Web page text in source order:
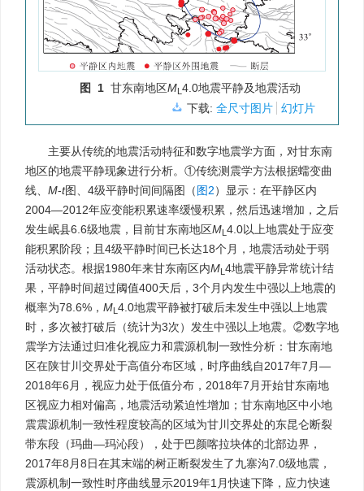
图 1 甘东南地区ML 4.0地震平静及地震活动
下载: 全尺寸图片 幻灯片
主要从传统的地震活动特征和数字地震学方面，对甘东南
地区的地震平静现象进行分析。①传统测震学方法根据蠕变曲
线、 M-t图、4级平静时间间隔图（图2）显示：在平静区内
2004—2012年应变能积累速率缓慢积累，然后迅速增加，之后
发生岷县6.6级地震，目前甘东南地区ML 4.0以上地震处于应变
能积累阶段；且4级平静时间已长达18个月，地震活动处于弱
活动状态。根据1980年来甘东南区内ML 4地震平静异常统计结
果，平静时间超过阈值400天后，3个月内发生中强以上地震的
概率为78.6%， ML 4.0地震平静被打破后未发生中强以上地震
时，多次被打破后（统计为3次）发生中强以上地震。②数字地
震学方法通过归准化视应力和震源机制一致性分析：甘东南地
区在陕甘川交界处于高值分布区域，时序曲线自2017年7月—
2018年6月，视应力处于低值分布，2018年7月开始甘东南地
区视应力相对偏高，地震活动紧迫性增加；甘东南地区中小地
震震源机制一致性程度较高的区域为甘川交界处的东昆仑断裂
带东段（玛曲—玛沁段），处于巴颜喀拉块体的北部边界，
2017年8月8日在其末端的树正断裂发生了九寨沟7.0级地震，
震源机制一致性时序曲线显示2019年1月快速下降，应力快速